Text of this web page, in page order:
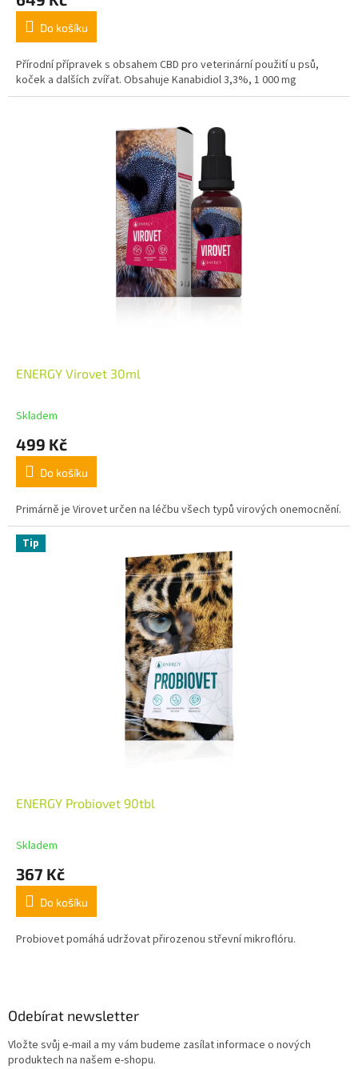
Do košíku
Přírodní přípravek s obsahem CBD pro veterinární použití u psů,
koček a dalších zvířat. Obsahuje Kanabidiol 3,3%, 1 000 mg
ENERGY Virovet 30ml
Skladem
499 Kč
Do košíku
Primárně je Virovet určen na léčbu všech typů virových onemocnění.
Tip
ENERGY Probiovet 90tbl
Skladem
367 Kč
Do košíku
Probiovet pomáhá udržovat přirozenou střevní mikroflóru.
Odebírat newsletter
Vložte svůj e-mail a my vám budeme zasílat informace o nových
produktech na našem e-shopu.